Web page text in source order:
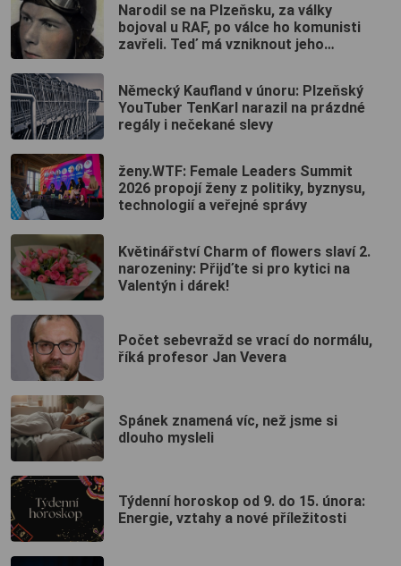
Narodil se na Plzeňsku, za války
bojoval u RAF, po válce ho komunisti
zavřeli. Teď má vzniknout jeho
Německý Kaufland v únoru: Plzeňský
YouTuber TenKarl narazil na prázdné
regály i nečekané slevy
ženy.WTF: Female Leaders Summit
2026 propojí ženy z politiky, byznysu,
technologií a veřejné správy
Květinářství Charm of flowers slaví 2.
narozeniny: Přijďte si pro kytici na
Valentýn i dárek!
Počet sebevražd se vrací do normálu,
říká profesor Jan Vevera
Spánek znamená víc, než jsme si
dlouho mysleli
Týdenní horoskop od 9. do 15. února:
Energie, vztahy a nové příležitosti